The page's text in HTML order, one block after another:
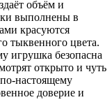
объём и
выполнены в
красуются
тыквенного цвета.
игрушка безопасна
открыто и чуть
настоящему
доверие и